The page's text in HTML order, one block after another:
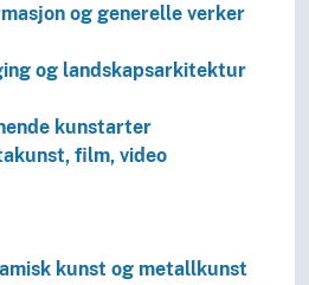
og generelle verker
og landskapsarkitektur
kunstarter
film, video
kunst og metallkunst